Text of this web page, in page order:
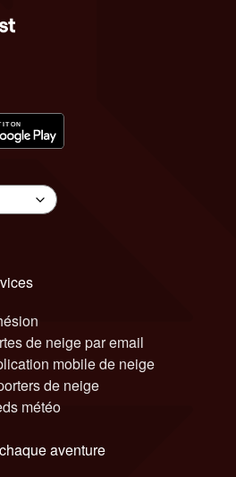
de neige par email
mobile de neige
de neige
météo
aventure